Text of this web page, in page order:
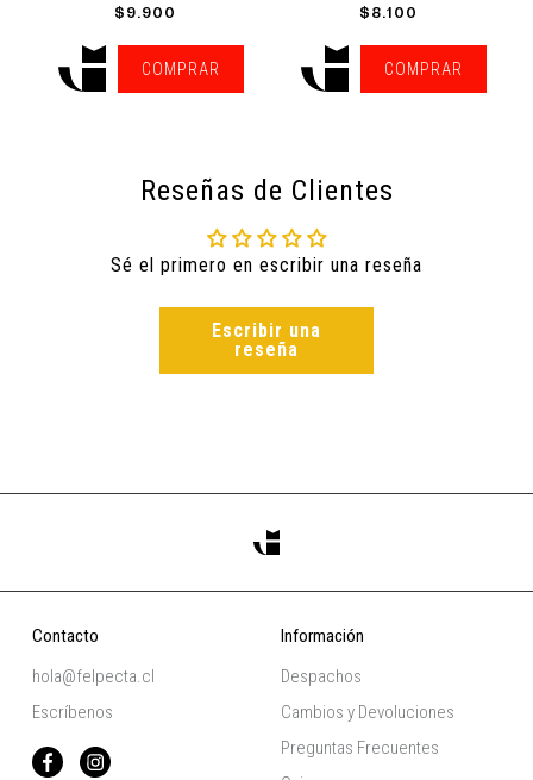
$9.900
COMPRAR
$8.100
COMPRAR
Reseñas de Clientes
Sé el primero en escribir una reseña
Escribir una
reseña
Contacto
hola@felpecta.cl
Escríbenos
Información
Despachos
Cambios y Devoluciones
Preguntas Frecuentes